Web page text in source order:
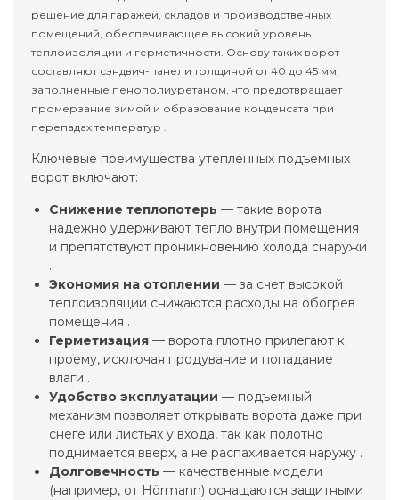
решение для гаражей, складов и производственных
помещений, обеспечивающее высокий уровень
теплоизоляции и герметичности. Основу таких ворот
составляют сэндвич-панели толщиной от 40 до 45 мм,
заполненные пенополиуретаном, что предотвращает
промерзание зимой и образование конденсата при
перепадах температур .
Ключевые преимущества утепленных подъемных
ворот включают:
Снижение теплопотерь — такие ворота
надежно удерживают тепло внутри помещения
и препятствуют проникновению холода снаружи
.
Экономия на отоплении — за счет высокой
теплоизоляции снижаются расходы на обогрев
помещения .
Герметизация — ворота плотно прилегают к
проему, исключая продувание и попадание
влаги .
Удобство эксплуатации — подъемный
механизм позволяет открывать ворота даже при
снеге или листьях у входа, так как полотно
поднимается вверх, а не распахивается наружу .
Долговечность — качественные модели
(например, от Hörmann) оснащаются защитными